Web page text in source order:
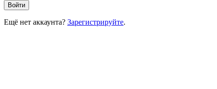
Войти
Ещё нет аккаунта? Зарегистрируйте.